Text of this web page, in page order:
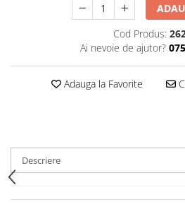
Cod Produs:
Ai nevoie de ajutor?
Adauga la Favorite
Descriere